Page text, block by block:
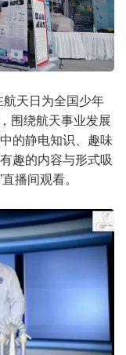
航天日为全国少年
围绕航天事业发展
的静电知识、趣味
趣的内容与形式吸
播间观看。